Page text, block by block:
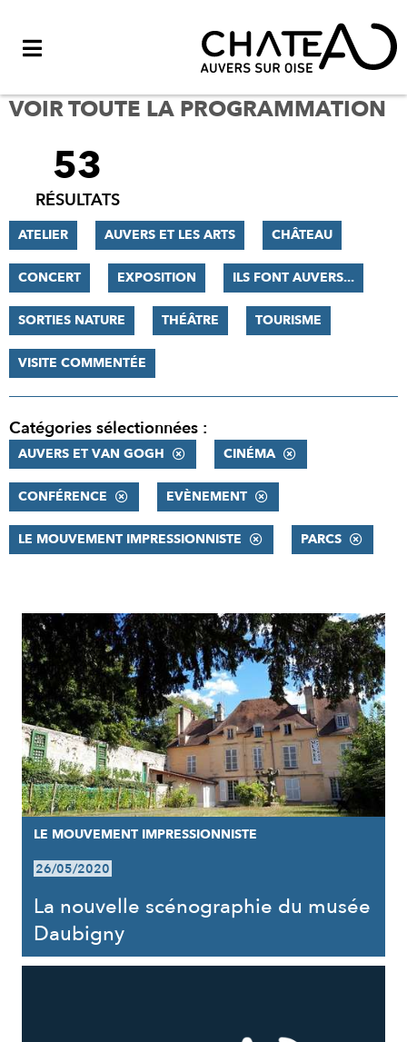
VOIR TOUTE LA PROGRAMMATION
FILTRER
RÉSULTATS
53
RÉSULTATS
ATELIER AUVERS ET LES ARTS CHÂTEAU
CONCERT EXPOSITION ILS FONT AUVERS...
SORTIES NATURE THÉÂTRE TOURISME
VISITE COMMENTÉE
Catégories sélectionnées :
AUVERS ET VAN GOGH CINÉMA
CONFÉRENCE EVÈNEMENT
LE MOUVEMENT IMPRESSIONNISTE PARCS
RÉSULTATS
LE MOUVEMENT IMPRESSIONNISTE
26/05/2020
La nouvelle scénographie du musée
Daubigny